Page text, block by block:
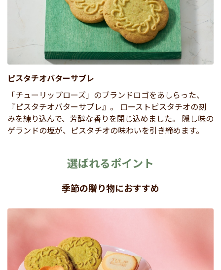
ピスタチオバターサブレ
「チューリップローズ」のブランドロゴをあしらった、
『ピスタチオバターサブレ』。 ローストピスタチオの刻
みを練り込んで、芳醇な香りを閉じ込めました。 隠し味の
ゲランドの塩が、ピスタチオの味わいを引き締めます。
選ばれるポイント
季節の贈り物におすすめ